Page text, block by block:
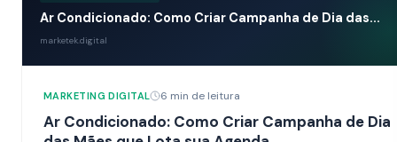
Ar Condicionado: Como Criar Campanha de Dia das...
marketek.digital
MARKETING DIGITAL 6 min de leitura
Ar Condicionado: Como Criar Campanha de Dia